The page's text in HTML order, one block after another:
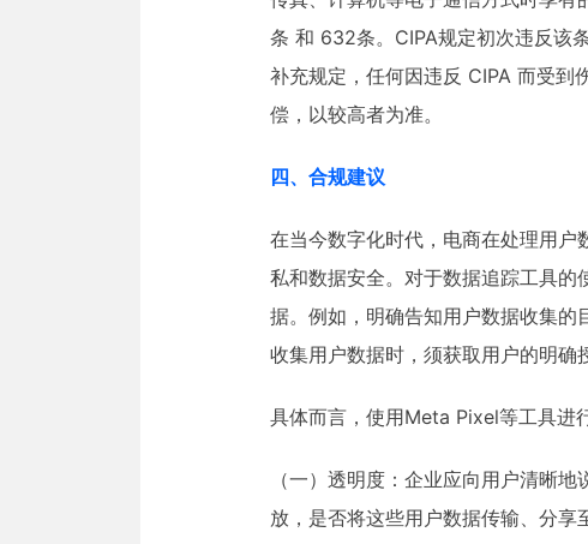
条 和 632条。CIPA规定初次违反该
补充规定，任何因违反 CIPA 而受到
偿，以较高者为准。
四、合规建议
在当今数字化时代，电商在处理用
私和数据安全。对于数据追踪工具
据。例如，明确告知用户数据收集
收集用户数据时，须获取用户的明确
具体而言，使用Meta Pixel等工具进
（一）透明度：企业应向用户清晰
放，是否将这些用户数据传输、分享